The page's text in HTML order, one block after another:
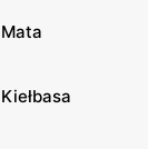
Mata
Kiełbasa